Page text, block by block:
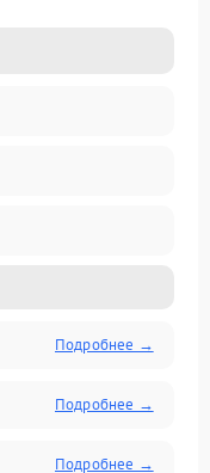
Подробнее →
Подробнее →
Подробнее →